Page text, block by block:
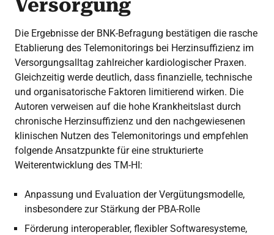
Versorgung
Die Ergebnisse der BNK-Befragung bestätigen die rasche
Etablierung des Telemonitorings bei Herzinsuffizienz im
Versorgungsalltag zahlreicher kardiologischer Praxen.
Gleichzeitig werde deutlich, dass finanzielle, technische
und organisatorische Faktoren limitierend wirken. Die
Autoren verweisen auf die hohe Krankheitslast durch
chronische Herzinsuffizienz und den nachgewiesenen
klinischen Nutzen des Telemonitorings und empfehlen
folgende Ansatzpunkte für eine strukturierte
Weiterentwicklung des TM-HI:
Anpassung und Evaluation der Vergütungsmodelle,
insbesondere zur Stärkung der PBA-Rolle
Förderung interoperabler, flexibler Softwaresysteme,